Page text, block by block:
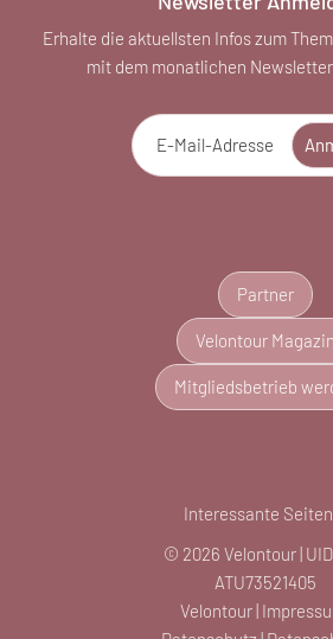
Erhalte die aktuellsten Infos zum
mit dem monatlichen
E-Mail-Adresse
Partner
Velontour Magazin
Mitgliedsbetrieb
Interessante Seiten
© 2026 Velontour
ATU73521405
Velontour